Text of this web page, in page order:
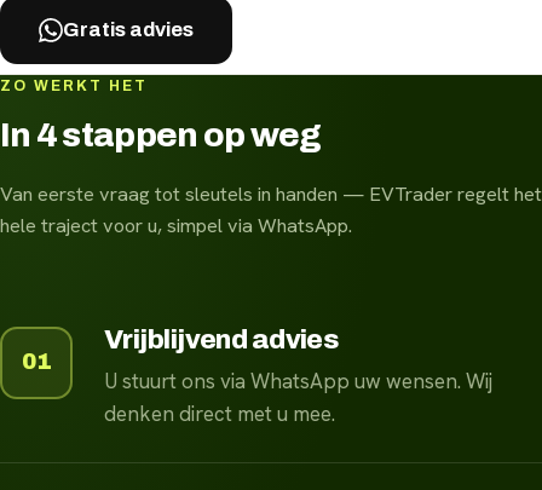
Gratis advies
ZO WERKT HET
In 4 stappen op weg
Van eerste vraag tot sleutels in handen — EVTrader regelt het
hele traject voor u, simpel via WhatsApp.
01
Vrijblijvend advies
U stuurt ons via WhatsApp uw wensen. Wij
denken direct met u mee.